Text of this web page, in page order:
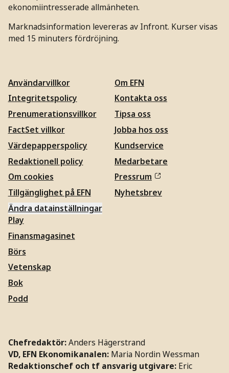
ekonomiintresserade allmänheten.
Marknadsinformation levereras av Infront. Kurser visas
med 15 minuters fördröjning.
Användarvillkor
Integritetspolicy
Prenumerationsvillkor
FactSet villkor
Värdepapperspolicy
Redaktionell policy
Om cookies
Tillgänglighet på EFN
Ändra datainställningar
Om EFN
Kontakta oss
Tipsa oss
Jobba hos oss
Kundservice
Medarbetare
Pressrum
Nyhetsbrev
Play
Finansmagasinet
Börs
Vetenskap
Bok
Podd
Chefredaktör:Anders Hägerstrand
VD, EFN Ekonomikanalen: Maria Nordin Wessman
Redaktionschef och tf ansvarig utgivare: Eric